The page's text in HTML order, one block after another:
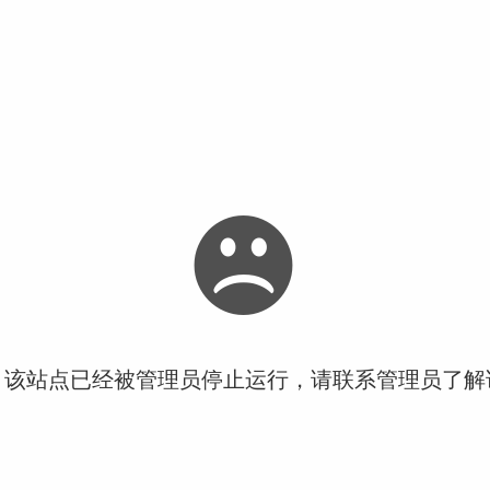
站点已经被管理员停止运行，请联系管理员了